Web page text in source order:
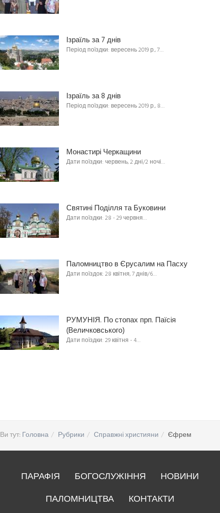
Ізраїль за 7 днів
Період поїздки: вересень 2019 р., 7…
Ізраїль за 8 днів
Період поїздки: вересень 2019 р., 8…
Монастирі Черкащини
Дати поїздки: червень, 2 дні/2 ночі…
Святині Поділля та Буковини
Дати поїздки: 28 - 29 червня…
Паломництво в Єрусалим на Пасху
Дати поїздок: 28 квітня, 7 днів/6…
РУМУНІЯ. По стопах прп. Паїсія
(Величковського)
Дати поїздки: 29 квітня - 4…
Ви тут: Головна Рубрики Справжні християни Єфрем
ПАРАФІЯ БОГОСЛУЖІННЯ
НОВИНИ
ПАЛОМНИЦТВА
КОНТАКТИ